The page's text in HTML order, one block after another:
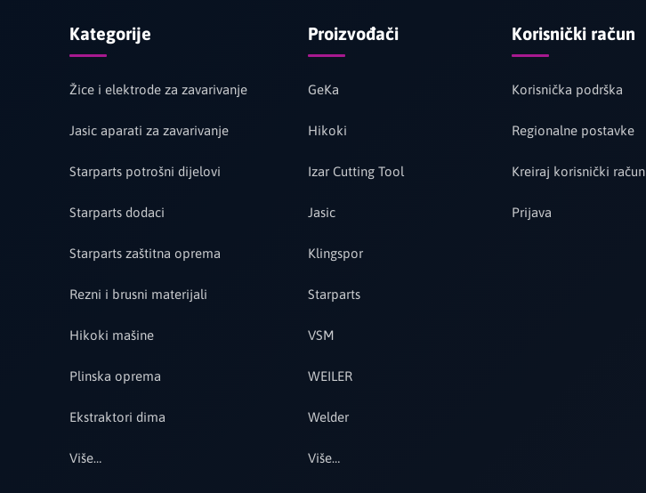
Kategorije
Žice i elektrode za zavarivanje
Jasic aparati za zavarivanje
Starparts potrošni dijelovi
Starparts dodaci
Starparts zaštitna oprema
Rezni i brusni materijali
Hikoki mašine
Plinska oprema
Ekstraktori dima
Više…
Proizvođači
GeKa
Hikoki
Izar Cutting Tool
Jasic
Klingspor
Starparts
VSM
WEILER
Welder
Više…
Korisnički račun
Korisnička podrška
Regionalne postavke
Kreiraj korisnički račun
Prijava